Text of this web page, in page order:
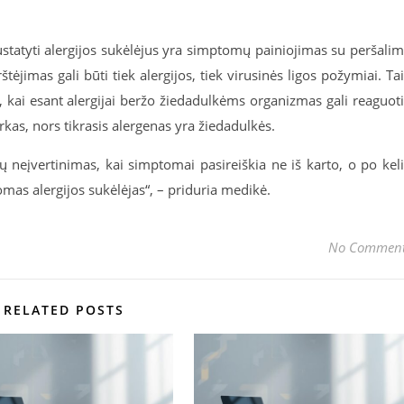
alergijos sukėlėjus yra simptomų painiojimas su
gali būti tiek alergijos, tiek virusinės ligos požymiai.
esant alergijai beržo žiedadulkėms organizmas gali
nors tikrasis alergenas yra žiedadulkės.
neįvertinimas, kai simptomai pasireiškia ne iš karto, o po
alergijos sukėlėjas“, – priduria medikė.
No
RELATED POSTS